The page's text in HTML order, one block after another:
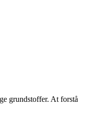
grundstoffer. At forstå